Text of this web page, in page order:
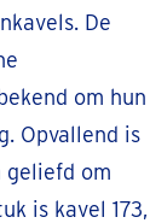
De
om hun
Opvallend is
geliefd om
is kavel 173,